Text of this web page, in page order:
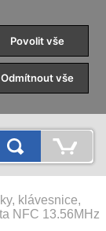
klávesnice,
NFC 13.56MHz
Povolit vše
Odmítnout vše